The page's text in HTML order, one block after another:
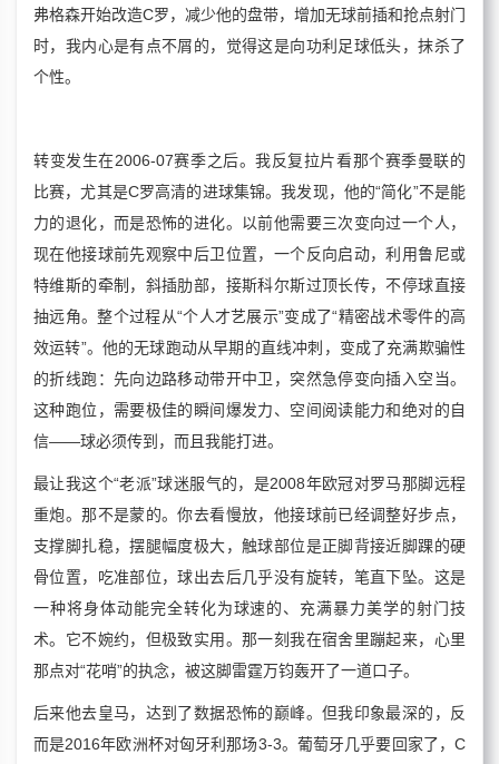
弗格森开始改造C罗，减少他的盘带，增加无球前插和抢点射门
时，我内心是有点不屑的，觉得这是向功利足球低头，抹杀了
个性。
转变发生在2006-07赛季之后。我反复拉片看那个赛季曼联的
比赛，尤其是C罗高清的进球集锦。我发现，他的“简化”不是能
力的退化，而是恐怖的进化。以前他需要三次变向过一个人，
现在他接球前先观察中后卫位置，一个反向启动，利用鲁尼或
特维斯的牵制，斜插肋部，接斯科尔斯过顶长传，不停球直接
抽远角。整个过程从“个人才艺展示”变成了“精密战术零件的高
效运转”。他的无球跑动从早期的直线冲刺，变成了充满欺骗性
的折线跑：先向边路移动带开中卫，突然急停变向插入空当。
这种跑位，需要极佳的瞬间爆发力、空间阅读能力和绝对的自
信——球必须传到，而且我能打进。
最让我这个“老派”球迷服气的，是2008年欧冠对罗马那脚远程
重炮。那不是蒙的。你去看慢放，他接球前已经调整好步点，
支撑脚扎稳，摆腿幅度极大，触球部位是正脚背接近脚踝的硬
骨位置，吃准部位，球出去后几乎没有旋转，笔直下坠。这是
一种将身体动能完全转化为球速的、充满暴力美学的射门技
术。它不婉约，但极致实用。那一刻我在宿舍里蹦起来，心里
那点对“花哨”的执念，被这脚雷霆万钧轰开了一道口子。
后来他去皇马，达到了数据恐怖的巅峰。但我印象最深的，反
而是2016年欧洲杯对匈牙利那场3-3。葡萄牙几乎要回家了，C